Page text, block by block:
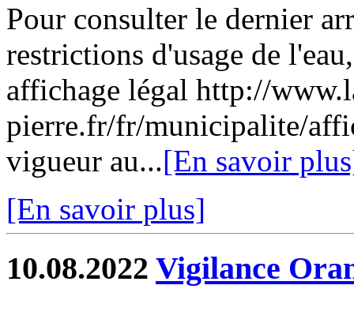
Pour consulter le dernier
restrictions d'usage de
affichage légal http://
pierre.fr/fr/municipalite/
vigueur au...[En savoir
[En savoir plus]
10.08.2022 Vigilance